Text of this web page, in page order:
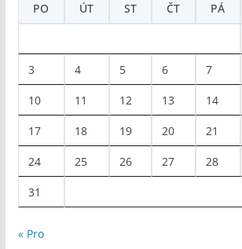
PO
ÚT ST ČT PÁ
3 4 5 6 7
10 11 12 13 14
17 18 19 20 21
24 25 26 27 28
31
« Pro